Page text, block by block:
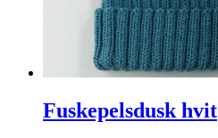
Fuskepelsdusk hvit